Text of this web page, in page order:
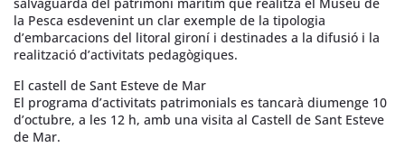
salvaguarda del patrimoni marítim que realitza el Museu de
la Pesca esdevenint un clar exemple de la tipologia
d’embarcacions del litoral gironí i destinades a la difusió i la
realització d’activitats pedagògiques.
El castell de Sant Esteve de Mar
El programa d’activitats patrimonials es tancarà diumenge 10
d’octubre, a les 12 h, amb una visita al Castell de Sant Esteve
de Mar.